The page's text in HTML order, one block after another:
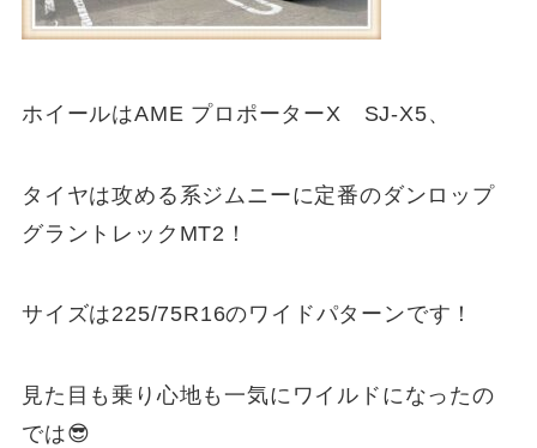
ホイールはAME プロポーターX SJ-X5、
タイヤは攻める系ジムニーに定番のダンロップ
グラントレックMT2！
サイズは225/75R16のワイドパターンです！
見た目も乗り心地も一気にワイルドになったの
では😎